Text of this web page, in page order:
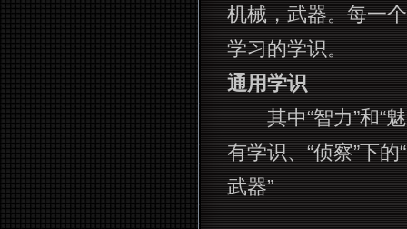
机械，武器。每一
学习的学识。
通用学识
其中“智力”和“魅
有学识、“侦察”下的
武器”